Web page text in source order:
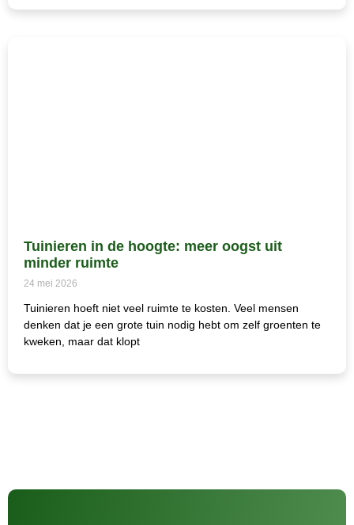
Tuinieren in de hoogte: meer oogst uit
minder ruimte
24 mei 2026
Tuinieren hoeft niet veel ruimte te kosten. Veel mensen
denken dat je een grote tuin nodig hebt om zelf groenten te
kweken, maar dat klopt